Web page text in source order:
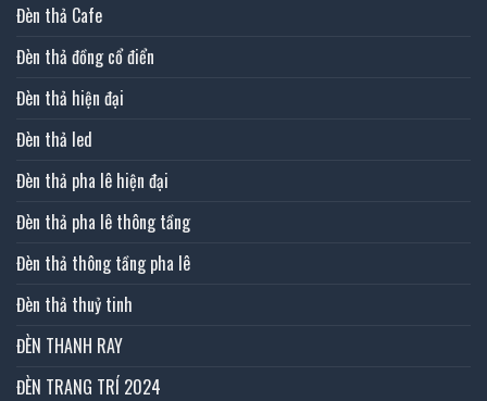
Đèn thả Cafe
Đèn thả đồng cổ điển
Đèn thả hiện đại
Đèn thả led
Đèn thả pha lê hiện đại
Đèn thả pha lê thông tầng
Đèn thả thông tầng pha lê
Đèn thả thuỷ tinh
ĐÈN THANH RAY
ĐÈN TRANG TRÍ 2024